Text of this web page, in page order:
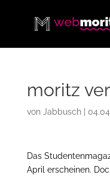
moritz
von Jabbusch|
Das
April erscheinen.